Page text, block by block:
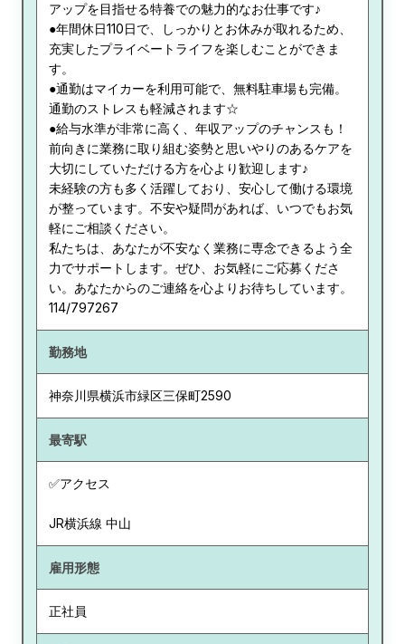
アップを目指せる特養での魅力的なお仕事です♪
●年間休日110日で、しっかりとお休みが取れるため、
充実したプライベートライフを楽しむことができま
す。
●通勤はマイカーを利用可能で、無料駐車場も完備。
通勤のストレスも軽減されます☆
●給与水準が非常に高く、年収アップのチャンスも！
前向きに業務に取り組む姿勢と思いやりのあるケアを
大切にしていただける方を心より歓迎します♪
未経験の方も多く活躍しており、安心して働ける環境
が整っています。不安や疑問があれば、いつでもお気
軽にご相談ください。
私たちは、あなたが不安なく業務に専念できるよう全
力でサポートします。ぜひ、お気軽にご応募くださ
い。あなたからのご連絡を心よりお待ちしています。
114/797267
勤務地
神奈川県横浜市緑区三保町2590
最寄駅
✅アクセス
JR横浜線 中山
雇用形態
正社員